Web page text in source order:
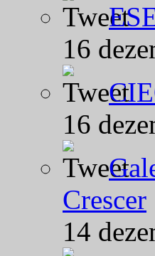
16
16
Crescer
14